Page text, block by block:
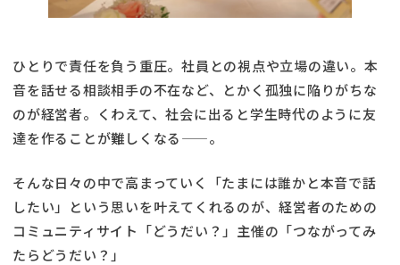
ひとりで責任を負う重圧。社員との視点や立場の違い。本
音を話せる相談相手の不在など、とかく孤独に陥りがちな
のが経営者。くわえて、社会に出ると学生時代のように友
達を作ることが難しくなる——。
そんな日々の中で高まっていく「たまには誰かと本音で話
したい」という思いを叶えてくれるのが、経営者のための
コミュニティサイト「どうだい？」主催の「つながってみ
たらどうだい？」